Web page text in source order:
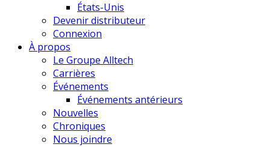
États-Unis
Devenir distributeur
Connexion
À propos
Le Groupe Alltech
Carrières
Événements
Événements antérieurs
Nouvelles
Chroniques
Nous joindre